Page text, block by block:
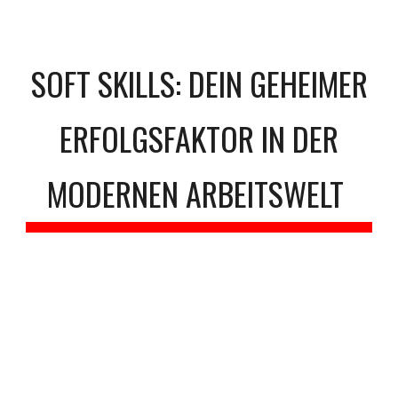
SOFT SKILLS: DEIN GEHEIMER
ERFOLGSFAKTOR IN DER
MODERNEN ARBEITSWELT